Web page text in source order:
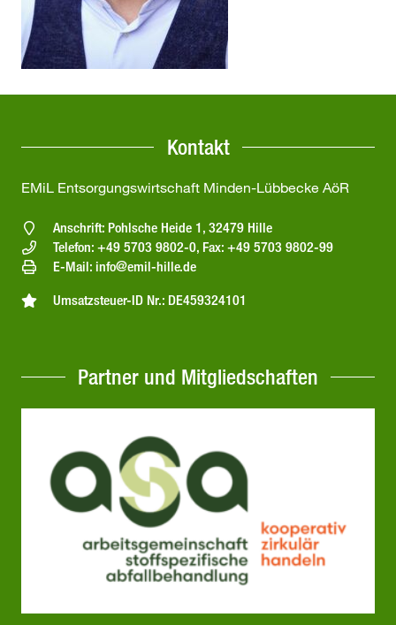
Kontakt
EMiL Entsorgungswirtschaft Minden-Lübbecke AöR
Anschrift: Pohlsche Heide 1, 32479 Hille
Telefon: +49 5703 9802-0, Fax: +49 5703 9802-99
E-Mail: info@emil-hille.de
Umsatzsteuer-ID Nr.: DE459324101
Partner und Mitgliedschaften